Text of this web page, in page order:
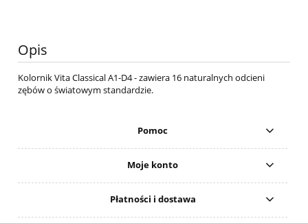
Opis
Kolornik Vita Classical A1-D4 - zawiera 16 naturalnych odcieni
zębów o światowym standardzie.
Pomoc
Moje konto
Płatności i dostawa